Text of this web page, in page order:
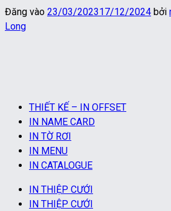
Đăng vào 23/03/202317/12/2024 bởi
Long
THIẾT KẾ – IN OFFSET
IN NAME CARD
IN TỜ RƠI
IN MENU
IN CATALOGUE
IN THIỆP CƯỚI
IN THIỆP CƯỚI